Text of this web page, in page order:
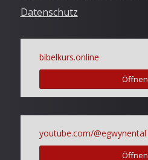
Datenschutz
bibelkurs.online
Öffnen
youtube.com/@egwynental
Öffnen